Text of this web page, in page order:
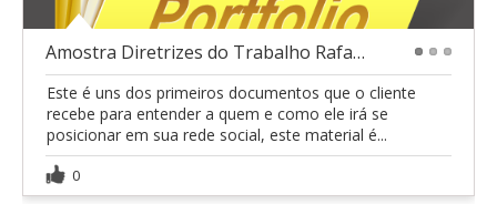
Amostra Diretrizes do Trabalho Rafaela Prates
Este é uns dos primeiros documentos que o cliente
recebe para entender a quem e como ele irá se
posicionar em sua rede social, este material é...
0